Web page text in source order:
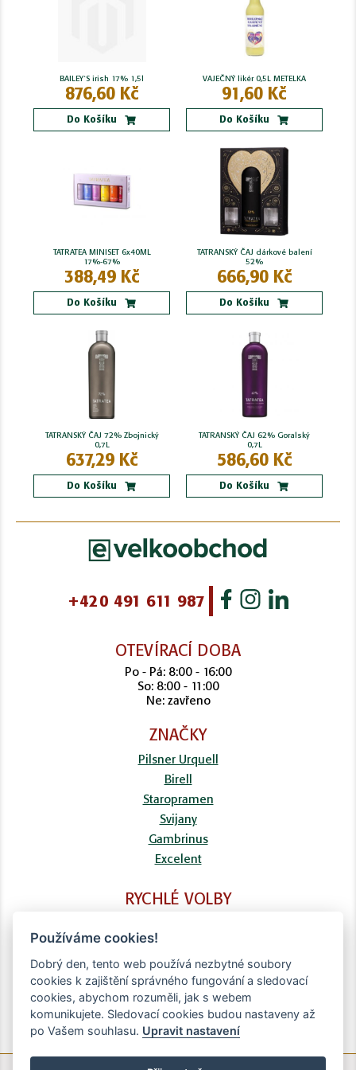
BAILEY`S irish 17% 1,5l
876,60 Kč
Do Košíku
VAJEČNÝ likér 0,5L METELKA
91,60 Kč
Do Košíku
TATRATEA MINISET 6x40ML
17%-67%
388,49 Kč
Do Košíku
TATRANSKÝ ČAJ dárkové balení
52%
666,90 Kč
Do Košíku
TATRANSKÝ ČAJ 72% Zbojnický
0,7L
637,29 Kč
Do Košíku
TATRANSKÝ ČAJ 62% Goralský
0,7L
586,60 Kč
Do Košíku
+420 491 611 987
OTEVÍRACÍ DOBA
Po - Pá: 8:00 - 16:00
So: 8:00 - 11:00
Ne: zavřeno
ZNAČKY
Pilsner Urquell
Birell
Staropramen
Svijany
Gambrinus
Excelent
RYCHLÉ VOLBY
Kontaktní formulář
Doprava
Obchodní podmínky
Zpracování osobních údajů
Používáme cookies!
Dobrý den, tento web používá nezbytné soubory
cookies k zajištění správného fungování a sledovací
cookies, abychom rozuměli, jak s webem
komunikujete. Sledovací cookies budou nastaveny až
po Vašem souhlasu. Upravit nastavení